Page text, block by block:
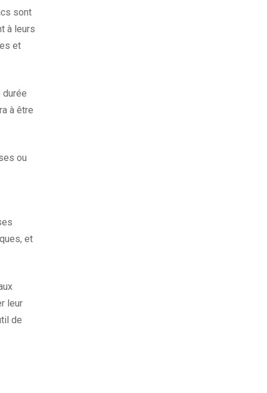
sont
à leurs
et
durée
à être
ou
et
leur
de